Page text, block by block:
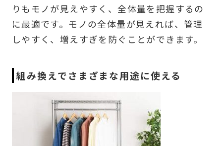
りもモノが見えやすく、全体量を把握するの
に最適です。モノの全体量が見えれば、管理
しやすく、増えすぎを防ぐことができます。
組み換えでさまざまな用途に使える